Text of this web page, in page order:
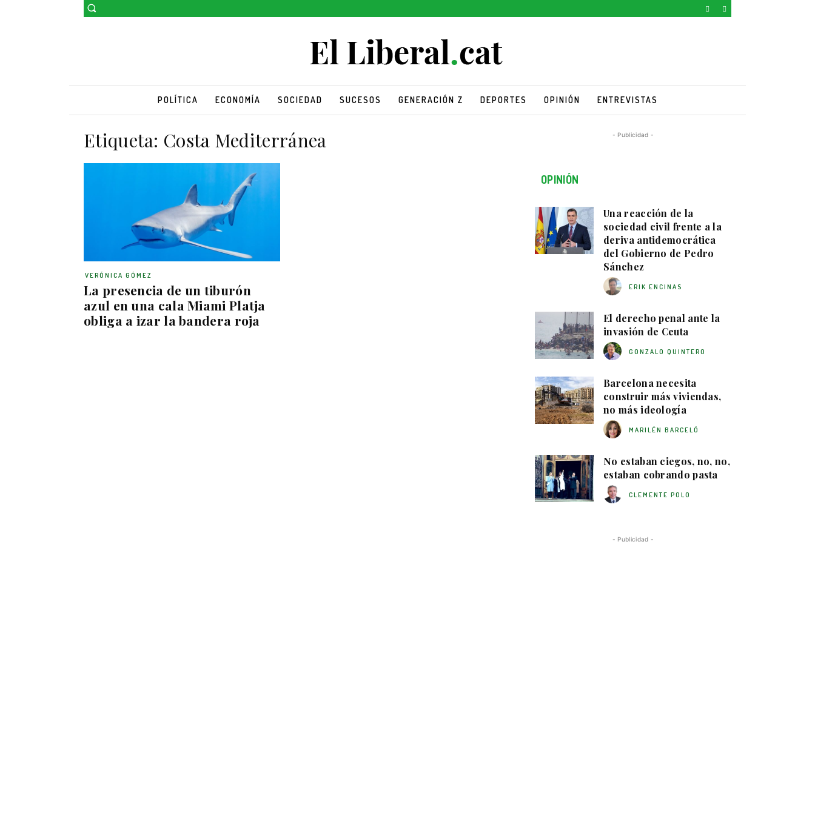
POLÍTICA ECONOMÍA SOCIEDAD SUCESOS GENERACIÓN Z DEPORTES OPINIÓN ENTREVISTAS
Etiqueta: Costa Mediterránea
La presencia de un tiburón
azul en una cala Miami Platja
obliga a izar la bandera roja
VERÓNICA GÓMEZ
- Publicidad -
OPINIÓN
Una reacción de la
sociedad civil frente a la
deriva antidemocrática
del Gobierno de Pedro
Sánchez
ERIK ENCINAS
El derecho penal ante la
invasión de Ceuta
GONZALO QUINTERO
Barcelona necesita
construir más viviendas,
no más ideología
MARILÉN BARCELÓ
No estaban ciegos, no, no,
estaban cobrando pasta
CLEMENTE POLO
- Publicidad -